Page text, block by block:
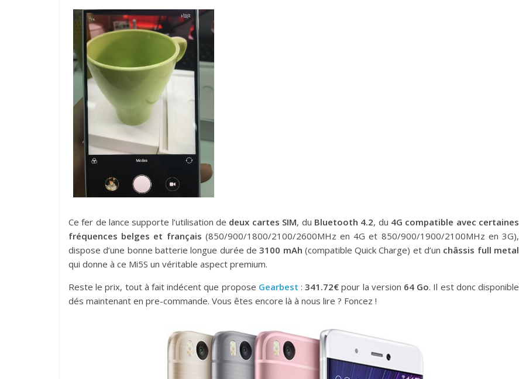
Ce fer de lance supporte l’utilisation de deux cartes SIM, du Bluetooth 4.2, du 4G compatible avec certaines
fréquences belges et français (850/900/1800/2100/2600MHz en 4G et 850/900/1900/2100MHz en 3G),
dispose d’une bonne batterie longue durée de3100 mAh (compatible Quick Charge) et d’un châssis full metal
qui donne à ce Mi5S un véritable aspect premium.
Reste le prix, tout à fait indécent que propose Gearbest :341.72€ pour la version 64 Go. Il est donc disponible
dés maintenant en pre-commande. Vous êtes encore là à nous lire ? Foncez !